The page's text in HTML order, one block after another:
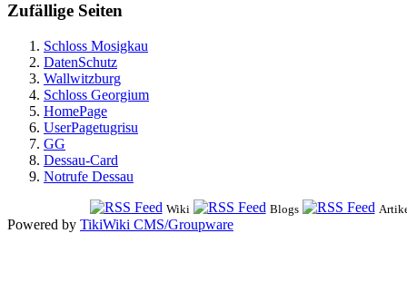
Zufällige Seiten
Schloss Mosigkau
DatenSchutz
Wallwitzburg
Schloss Georgium
HomePage
UserPagetugrisu
GG
Dessau-Card
Notrufe Dessau
Wiki Blogs
Powered by TikiWiki CMS/Groupware